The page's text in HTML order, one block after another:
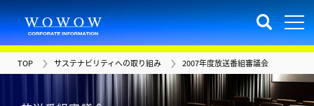
TOP サステナビリティへの取り組み 2007年度放送番組審議会